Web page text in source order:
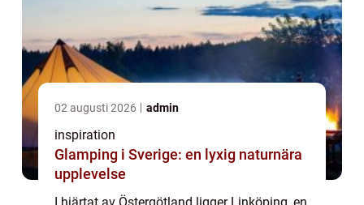
02 augusti 2026 admin
inspiration
Glamping i Sverige: en lyxig naturnära
upplevelse